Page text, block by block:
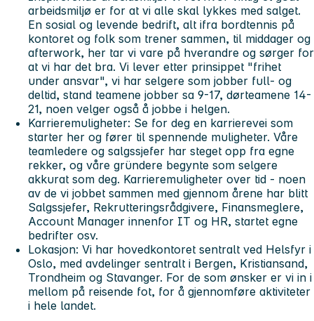
arbeidsmiljø er for at vi alle skal lykkes med salget.
En sosial og levende bedrift, alt ifra bordtennis på
kontoret og folk som trener sammen, til middager og
afterwork, her tar vi vare på hverandre og sørger for
at vi har det bra. Vi lever etter prinsippet "frihet
under ansvar", vi har selgere som jobber full- og
deltid, stand teamene jobber sa 9-17, dørteamene 14-
21, noen velger også å jobbe i helgen.
Karrieremuligheter: Se for deg en karrierevei som
starter her og fører til spennende muligheter. Våre
teamledere og salgssjefer har steget opp fra egne
rekker, og våre gründere begynte som selgere
akkurat som deg. Karrieremuligheter over tid - noen
av de vi jobbet sammen med gjennom årene har blitt
Salgssjefer, Rekrutteringsrådgivere, Finansmeglere,
Account Manager innenfor IT og HR, startet egne
bedrifter osv.
Lokasjon: Vi har hovedkontoret sentralt ved Helsfyr i
Oslo, med avdelinger sentralt i Bergen, Kristiansand,
Trondheim og Stavanger. For de som ønsker er vi in i
mellom på reisende fot, for å gjennomføre aktiviteter
i hele landet.